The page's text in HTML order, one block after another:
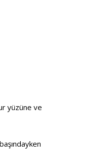
yüzüne ve